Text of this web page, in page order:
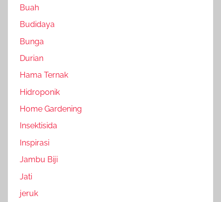
Buah
Budidaya
Bunga
Durian
Hama Ternak
Hidroponik
Home Gardening
Insektisida
Inspirasi
Jambu Biji
Jati
jeruk